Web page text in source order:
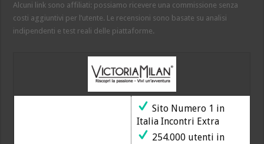
impegno
con
donna
sposate
mature
Alcuni link sono affiliati: possiamo ricevere una commissione senza
costi aggiuntivi per l’utente. Le recensioni sono basate su analisi
indipendenti e test reali delle piattaforme.
Sito Numero 1 in
Italia Incontri Extra
254.000 utenti in